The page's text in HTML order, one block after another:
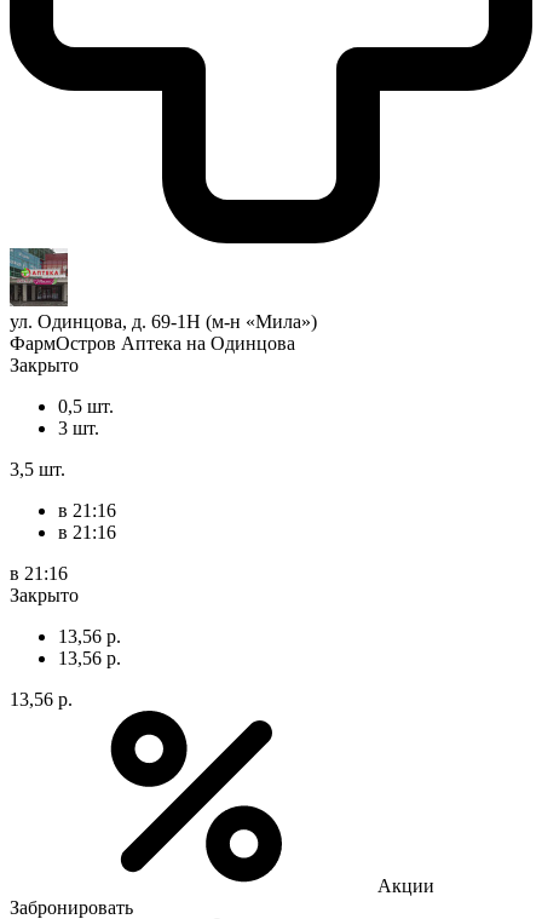
ул. Одинцова, д. 69-1Н (м-н «Мила»)
ФармОстров Аптека на Одинцова
Закрыто
0,5 шт.
3 шт.
3,5 шт.
в 21:16
в 21:16
в 21:16
Закрыто
13,56 р.
13,56 р.
13,56 р.
Акции
Забронировать